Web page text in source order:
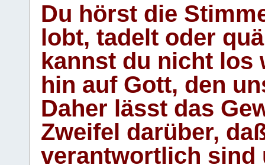
Du hörst die
lobt, tadelt oder
kannst du nicht los
hin auf Gott, den
Daher lässt das
Zweifel darüber,
verantwortlich sind